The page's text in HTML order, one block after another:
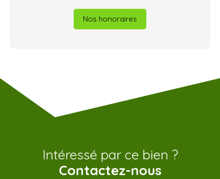
Nos honoraires
Intéressé par ce bien ?
Contactez-nous